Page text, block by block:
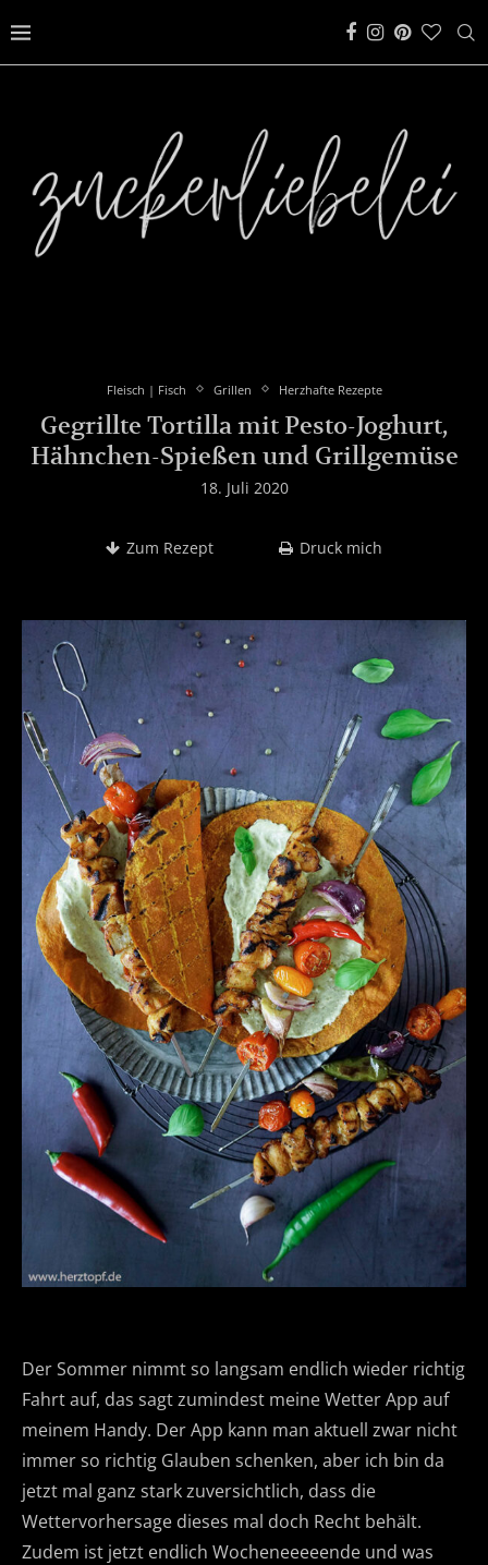
Fleisch | Fisch Grillen Herzhafte Rezepte
Gegrillte Tortilla mit Pesto-Joghurt,
Hähnchen-Spießen und Grillgemüse
18. Juli 2020
Zum Rezept Druck mich
Der Sommer nimmt so langsam endlich wieder richtig
Fahrt auf, das sagt zumindest meine Wetter App auf
meinem Handy. Der App kann man aktuell zwar nicht
immer so richtig Glauben schenken, aber ich bin da
jetzt mal ganz stark zuversichtlich, dass die
Wettervorhersage dieses mal doch Recht behält.
Zudem ist jetzt endlich Wocheneeeeende und was